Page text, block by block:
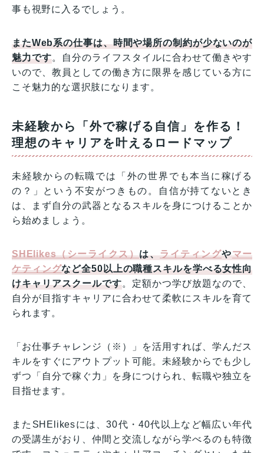
事も視野に入るでしょう。
またWeb系の仕事は、時間や場所の制約が少ないのが
魅力です。自分のライフスタイルに合わせて働きやす
いので、教員としての働き方に限界を感じている方に
こそ魅力的な選択肢になります。
未経験から「外で稼げる自信」を作る！
理想のキャリアを叶えるロードマップ
未経験からの転職では「外の世界でも本当に稼げる
の？」という不安がつきもの。自信が持てないとき
は、まず自分の武器となるスキルを身につけることか
ら始めましょう。
SHElikes（シーライクス）は、ライティングやマー
ケティングなど全50以上の職種スキルを学べる女性向
けキャリアスクールです。定額かつ学び放題なので、
自分が目指すキャリアに合わせて柔軟にスキルを育て
られます。
「お仕事チャレンジ（※）」を活用すれば、学んだス
キルをすぐにアウトプット可能。未経験からでも少し
ずつ「自分で稼ぐ力」を身につけられ、転職や独立を
目指せます。
またSHElikesには、30代・40代以上など幅広い年代
の受講生がおり、仲間と交流しながら学べるのも特徴